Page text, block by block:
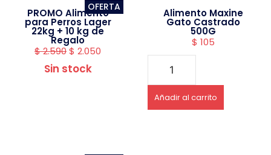
OFERTA
PROMO Alimento
para Perros Lager
22kg + 10 kg de
Regalo
$2.590$ 2.050
Sin stock
Alimento Maxine
Gato Castrado
500G
$ 105
Añadir al carrito